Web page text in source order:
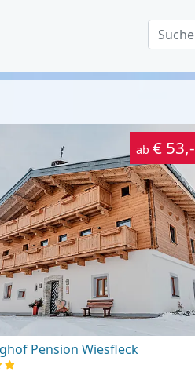
ab € 53,-
Pension Wiesfleck